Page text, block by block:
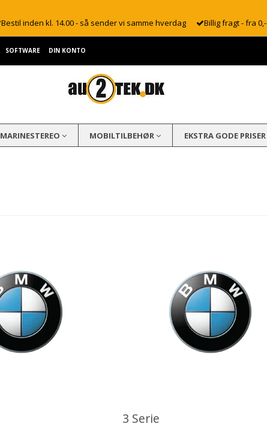
Bestil inden kl. 14.00 - så sender vi samme hverdag Billig fragt - fra 0,-
SOFTWARE DIN KONTO
MARINESTEREO MOBILTILBEHØR EKSTRA GODE PRISER
3 Serie